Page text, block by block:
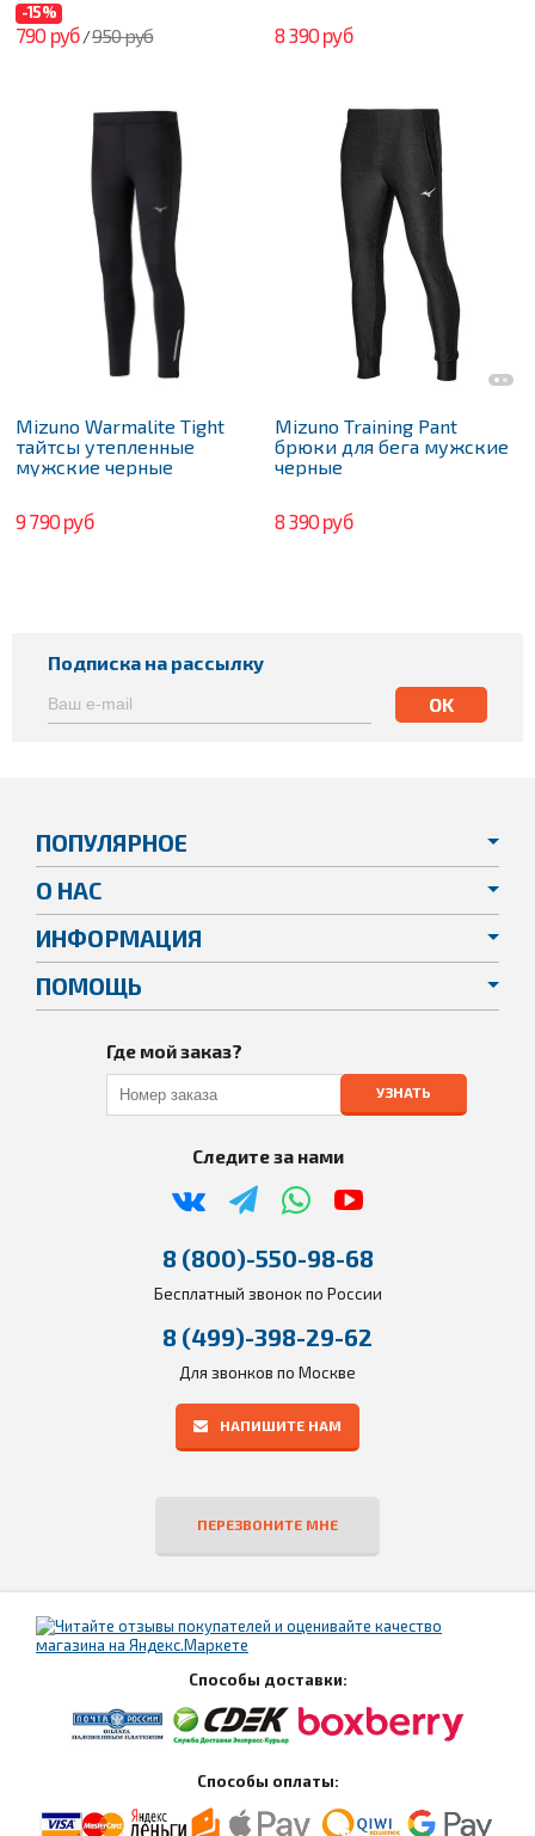
-15%
790 руб/950 руб 8 390 руб
Mizuno Warmalite Tight
тайтсы утепленные
мужские черные
9 790 руб
Mizuno Training Pant
брюки для бега мужские
черные
8 390 руб
Подписка на рассылку
ПОПУЛЯРНОЕ
О НАС
ИНФОРМАЦИЯ
ПОМОЩЬ
Где мой заказ?
УЗНАТЬ
Следите за нами
8 (800)-550-98-68
Бесплатный звонок по России
8 (499)-398-29-62
Для звонков по Москве
НАПИШИТЕ НАМ
ПЕРЕЗВОНИТЕ МНЕ
Способы доставки:
Способы оплаты: